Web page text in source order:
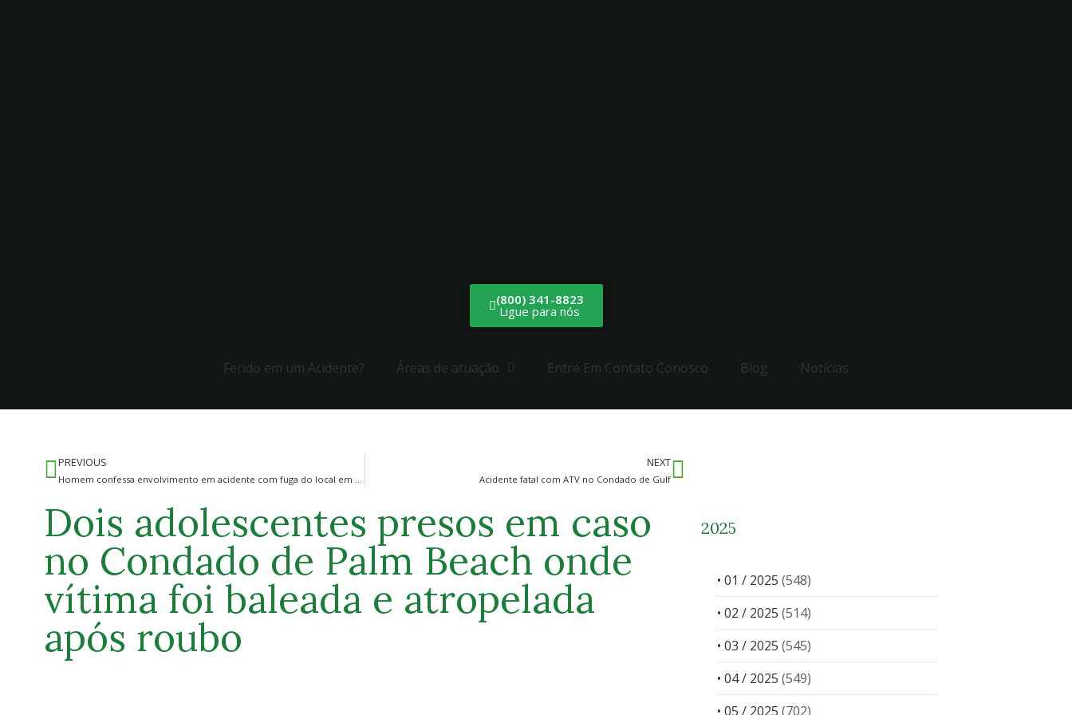
(800) 341-8823
Ligue para nós
Ferido em um Acidente? Áreas de atuação Entre Em Contato Conosco Blog Notícias
PREVIOUS
Homem confessa envolvimento em acidente com fuga do local em West Little River
NEXT
Acidente fatal com ATV no Condado de Gulf
Dois adolescentes presos em caso
no Condado de Palm Beach onde
vítima foi baleada e atropelada
após roubo
2025
• 01 / 2025 (548)
• 02 / 2025 (514)
• 03 / 2025 (545)
• 04 / 2025 (549)
• 05 / 2025 (702)